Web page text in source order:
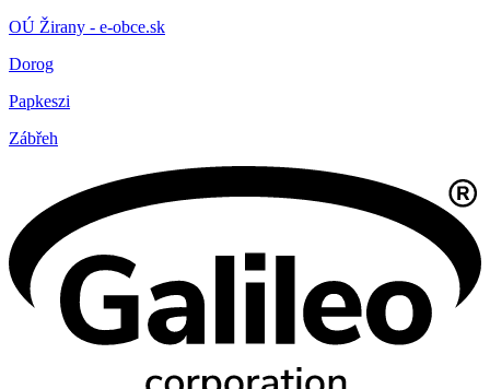
OÚ Žirany - e-obce.sk
Dorog
Papkeszi
Zábřeh